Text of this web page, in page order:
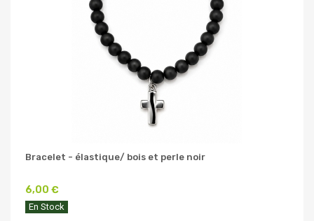
Bracelet - élastique/ bois et perle noir
6,00 €
En Stock